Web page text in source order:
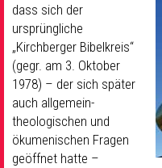
Gemeinschaft & Soziales
Musik& Kultur
Seelsorge & Kontakt
dass sich der
ursprüngliche
„Kirchberger Bibelkreis“
(gegr. am 3. Oktober
1978) – der sich später
auch allgemein-
theologischen und
ökumenischen Fragen
geöffnet hatte –